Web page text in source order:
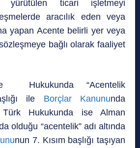
yürütülen ticari işletmeyi
aracılık eden veya
yapan Acente belirli yer veya
bağlı olarak faaliyet
Hukukunda “Acentelik
ile Borçlar Kanununda
Hukukunda ise Alman
olduğu “acentelik” adı altında
nun 7. Kısım başlığı taşıyan